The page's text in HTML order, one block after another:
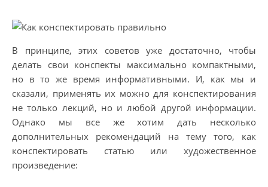
В принципе, этих советов уже достаточно, чтобы
делать свои конспекты максимально компактными,
но в то же время информативными. И, как мы и
сказали, применять их можно для конспектирования
не только лекций, но и любой другой информации.
Однако мы все же хотим дать несколько
дополнительных рекомендаций на тему того, как
конспектировать статью или художественное
произведение: